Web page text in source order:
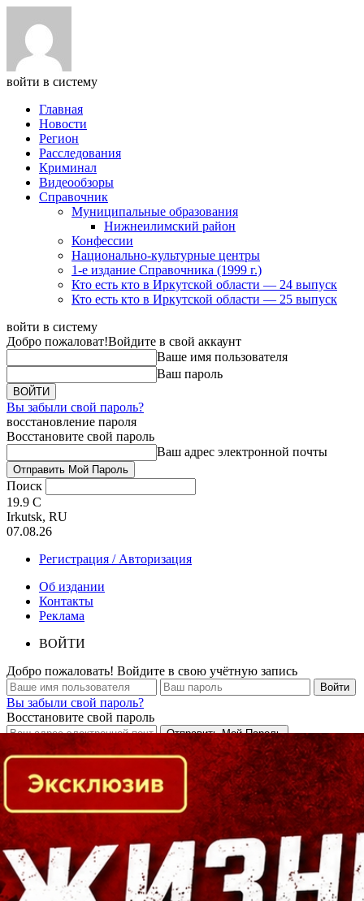
войти в систему
Главная
Новости
Регион
Расследования
Криминал
Видеообзоры
Справочник
Муниципальные образования
Нижнеилимский район
Конфессии
Национально-культурные центры
1-е издание Справочника (1999 г.)
Кто есть кто в Иркутской области — 24 выпуск
Кто есть кто в Иркутской области — 25 выпуск
войти в систему
Добро пожаловат!Войдите в свой аккаунт
Ваше имя пользователя
Ваш пароль
Вы забыли свой пароль?
восстановление пароля
Восстановите свой пароль
Ваш адрес электронной почты
Поиск
19.9 C
Irkutsk, RU
07.08.26
Регистрация / Авторизация
Об издании
Контакты
Реклама
ВОЙТИ
Добро пожаловать! Войдите в свою учётную запись
Вы забыли свой пароль?
Восстановите свой пароль
Кто есть кто в Байкальском регионе